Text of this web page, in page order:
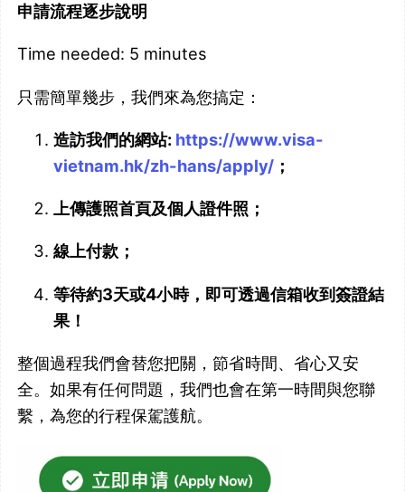
申請流程逐步說明
Time needed: 5 minutes
只需簡單幾步，我們來為您搞定：
造訪我們的網站: https://www.visa-
vietnam.hk/zh-hans/apply/ ；
上傳護照首頁及個人證件照；
線上付款；
等待約3天或4小時，即可透過信箱收到簽證結
果！
整個過程我們會替您把關，節省時間、省心又安
全。如果有任何問題，我們也會在第一時間與您聯
繫，為您的行程保駕護航。